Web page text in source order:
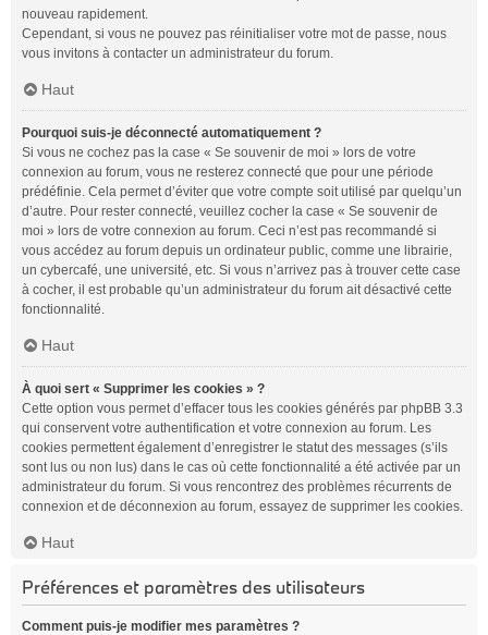
nouveau rapidement.
Cependant, si vous ne pouvez pas réinitialiser votre mot de passe, nous
vous invitons à contacter un administrateur du forum.
Haut
Pourquoi suis-je déconnecté automatiquement ?
Si vous ne cochez pas la case « Se souvenir de moi » lors de votre
connexion au forum, vous ne resterez connecté que pour une période
prédéfinie. Cela permet d’éviter que votre compte soit utilisé par quelqu’un
d’autre. Pour rester connecté, veuillez cocher la case « Se souvenir de
moi » lors de votre connexion au forum. Ceci n’est pas recommandé si
vous accédez au forum depuis un ordinateur public, comme une librairie,
un cybercafé, une université, etc. Si vous n’arrivez pas à trouver cette case
à cocher, il est probable qu’un administrateur du forum ait désactivé cette
fonctionnalité.
Haut
À quoi sert « Supprimer les cookies » ?
Cette option vous permet d’effacer tous les cookies générés par phpBB 3.3
qui conservent votre authentification et votre connexion au forum. Les
cookies permettent également d’enregistrer le statut des messages (s’ils
sont lus ou non lus) dans le cas où cette fonctionnalité a été activée par un
administrateur du forum. Si vous rencontrez des problèmes récurrents de
connexion et de déconnexion au forum, essayez de supprimer les cookies.
Haut
Préférences et paramètres des utilisateurs
Comment puis-je modifier mes paramètres ?